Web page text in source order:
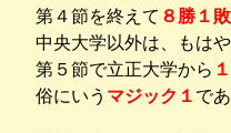
第４節を終えて ８勝１
中央大学以外は、もは
第５節で立正大学から
俗にいう マジック１ であ